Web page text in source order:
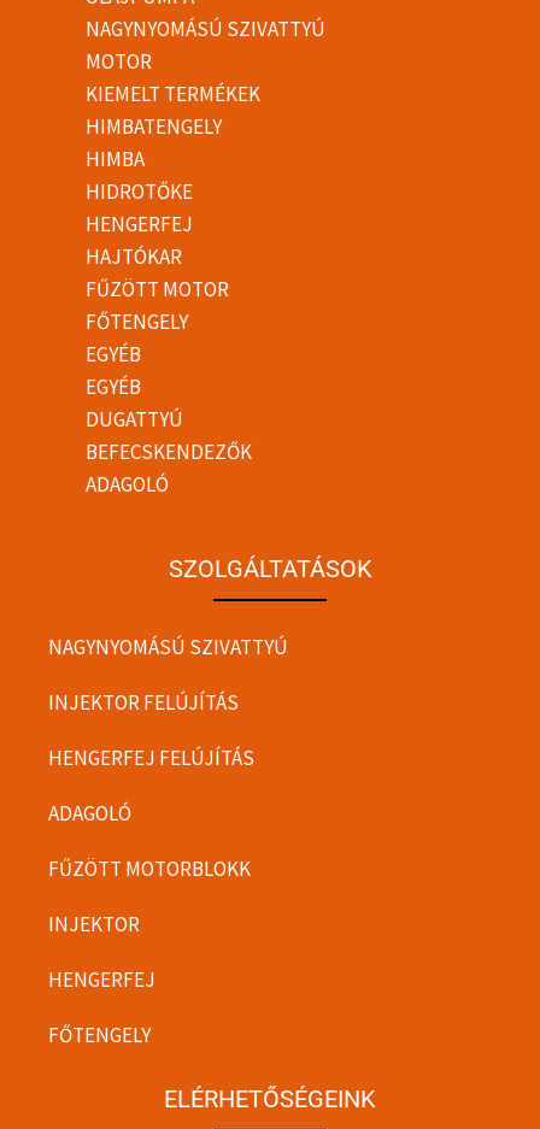
NAGYNYOMÁSÚ SZIVATTYÚ
MOTOR
KIEMELT TERMÉKEK
HIMBATENGELY
HIMBA
HIDROTŐKE
HENGERFEJ
HAJTÓKAR
FŰZÖTT MOTOR
FŐTENGELY
EGYÉB
EGYÉB
DUGATTYÚ
BEFECSKENDEZŐK
ADAGOLÓ
SZOLGÁLTATÁSOK
NAGYNYOMÁSÚ SZIVATTYÚ
INJEKTOR FELÚJÍTÁS
HENGERFEJ FELÚJÍTÁS
ADAGOLÓ
FŰZÖTT MOTORBLOKK
INJEKTOR
HENGERFEJ
FŐTENGELY
ELÉRHETŐSÉGEINK